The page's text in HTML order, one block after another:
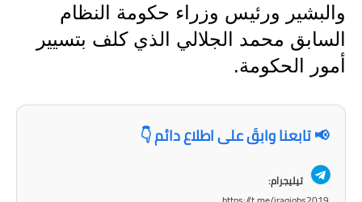
اسئلة وزارية
المرحلة الاعدادية
والبشير ورئيس وزراء حكومة النظام
السابق محمد الجلالي الذي كلف بتسيير
أمور الحكومة.
📢 تابعنا وابقَ على اطلاع دائم 👇
تيليجرام: